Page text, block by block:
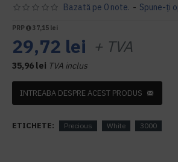
Bazată pe 0 note. - Spune-ţi
PRP 37,15 lei
29,72 lei + TVA
35,96 lei TVA inclus
INTREABA DESPRE ACEST PRODUS
ETICHETE: Precious White 3000